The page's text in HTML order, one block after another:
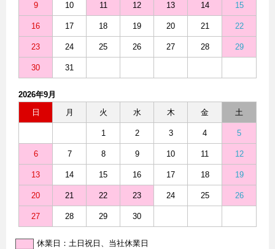
9 10 11 12 13 14 15
16 17 18 19 20 21 22
23 24 25 26 27 28 29
30 31
2026年9月
日
月 火 水 木 金 土
1 2 3 4 5
6 7 8 9 10 11 12
13 14 15 16 17 18 19
20 21 22 23 24 25 26
27 28 29 30
休業日：土日祝日、当社休業日